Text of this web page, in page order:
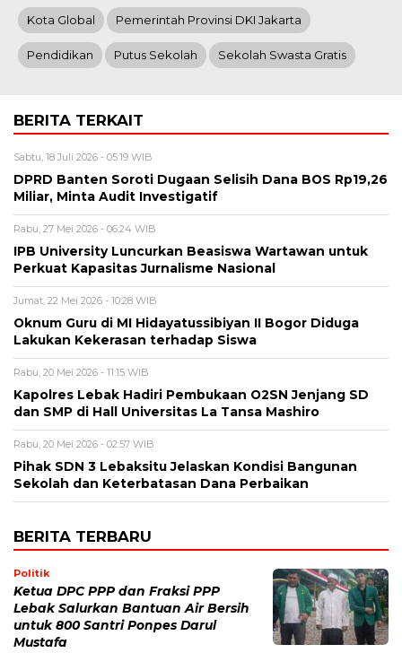
Kota Global Pemerintah Provinsi DKI Jakarta
Pendidikan Putus Sekolah Sekolah Swasta Gratis
BERITA TERKAIT
Sabtu, 18 Juli 2026 - 05:19 WIB
DPRD Banten Soroti Dugaan Selisih Dana BOS Rp19,26
Miliar, Minta Audit Investigatif
Rabu, 27 Mei 2026 - 06:24 WIB
IPB University Luncurkan Beasiswa Wartawan untuk
Perkuat Kapasitas Jurnalisme Nasional
Jumat, 22 Mei 2026 - 10:28 WIB
Oknum Guru di MI Hidayatussibiyan II Bogor Diduga
Lakukan Kekerasan terhadap Siswa
Rabu, 20 Mei 2026 - 11:15 WIB
Kapolres Lebak Hadiri Pembukaan O2SN Jenjang SD
dan SMP di Hall Universitas La Tansa Mashiro
Rabu, 20 Mei 2026 - 02:57 WIB
Pihak SDN 3 Lebaksitu Jelaskan Kondisi Bangunan
Sekolah dan Keterbatasan Dana Perbaikan
BERITA TERBARU
Politik
Ketua DPC PPP dan Fraksi PPP
Lebak Salurkan Bantuan Air Bersih
untuk 800 Santri Ponpes Darul
Mustafa